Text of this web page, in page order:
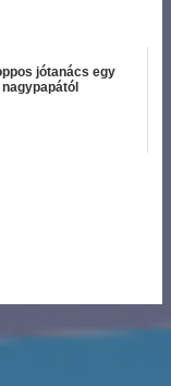
jótanács egy
nagypapától